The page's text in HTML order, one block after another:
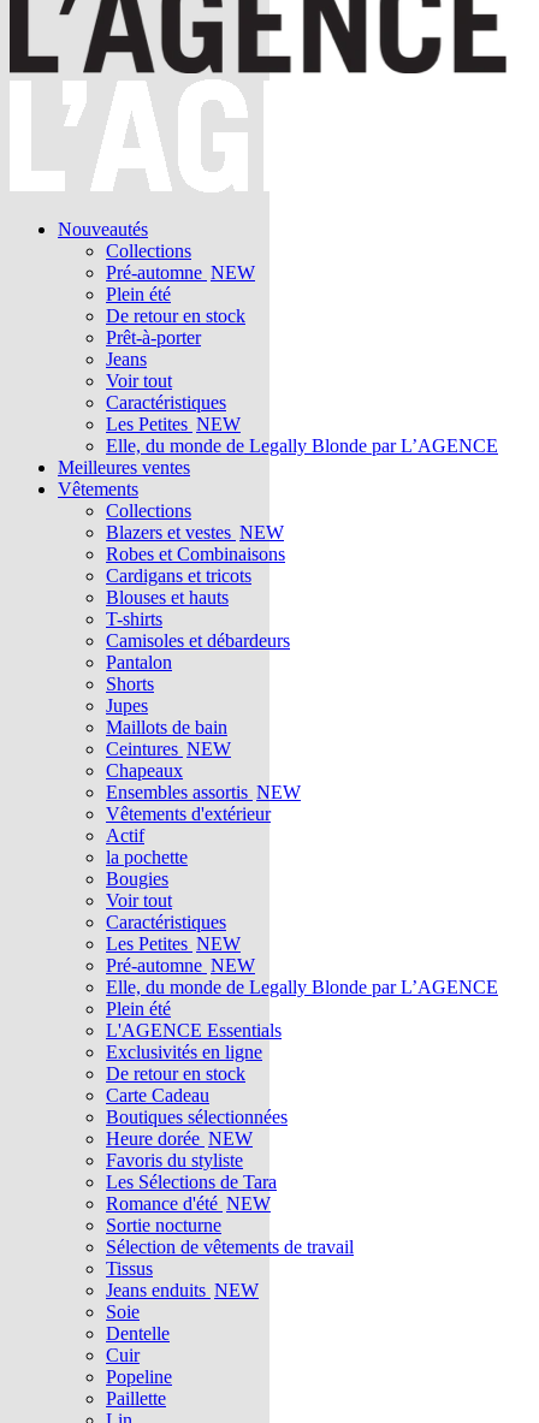
Nouveautés
Collections
Pré-automne NEW
Plein été
De retour en stock
Prêt-à-porter
Jeans
Voir tout
Caractéristiques
Les Petites NEW
Elle, du monde de Legally Blonde par L’AGENCE
Meilleures ventes
Vêtements
Collections
Blazers et vestes NEW
Robes et Combinaisons
Cardigans et tricots
Blouses et hauts
T-shirts
Camisoles et débardeurs
Pantalon
Shorts
Jupes
Maillots de bain
Ceintures NEW
Chapeaux
Ensembles assortis NEW
Vêtements d'extérieur
Actif
la pochette
Bougies
Voir tout
Caractéristiques
Les Petites NEW
Pré-automne NEW
Elle, du monde de Legally Blonde par L’AGENCE
Plein été
L'AGENCE Essentials
Exclusivités en ligne
De retour en stock
Carte Cadeau
Boutiques sélectionnées
Heure dorée NEW
Favoris du styliste
Les Sélections de Tara
Romance d'été NEW
Sortie nocturne
Sélection de vêtements de travail
Tissus
Jeans enduits NEW
Soie
Dentelle
Cuir
Popeline
Paillette